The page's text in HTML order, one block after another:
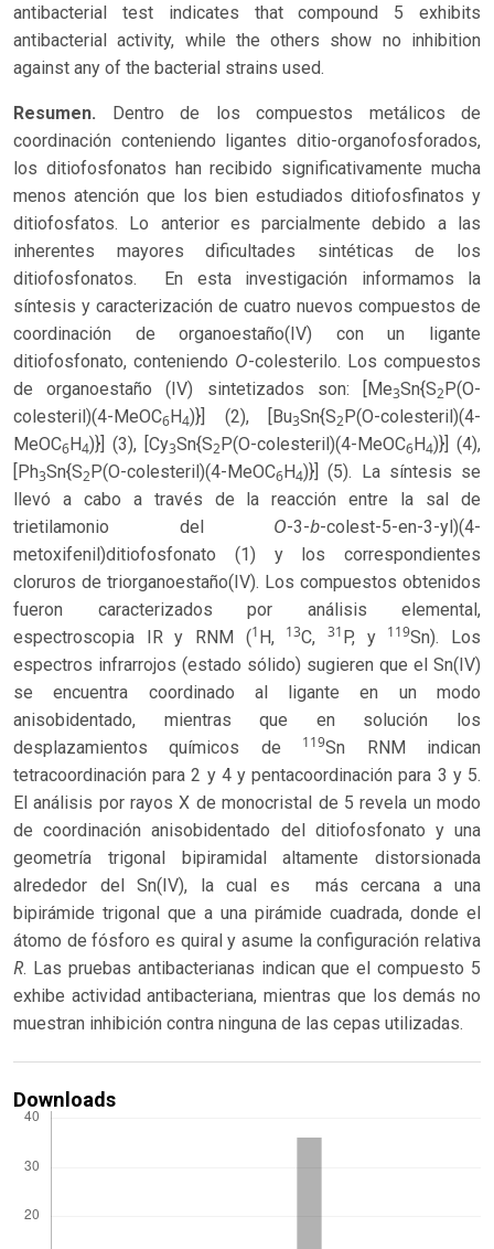
antibacterial test indicates that compound 5 exhibits
antibacterial activity, while the others show no inhibition
against any of the bacterial strains used.
Resumen. Dentro de los compuestos metálicos de
coordinación conteniendo ligantes ditio-organofosforados,
los ditiofosfonatos han recibido significativamente mucha
menos atención que los bien estudiados ditiofosfinatos y
ditiofosfatos. Lo anterior es parcialmente debido a las
inherentes mayores dificultades sintéticas de los
ditiofosfonatos. En esta investigación informamos la
síntesis y caracterización de cuatro nuevos compuestos de
coordinación de organoestaño(IV) con un ligante
ditiofosfonato, conteniendo O-colesterilo. Los compuestos
de organoestaño (IV) sintetizados son: [Me3Sn{S2P(O-
colesteril)(4-MeOC6H4)}] (2), [Bu3Sn{S2P(O-colesteril)(4-
MeOC6H4)}] (3), [Cy3Sn{S2P(O-colesteril)(4-MeOC6H4)}] (4),
[Ph3Sn{S2P(O-colesteril)(4-MeOC6H4)}] (5). La síntesis se
llevó a cabo a través de la reacción entre la sal de
trietilamonio del O-3-b-colest-5-en-3-yl)(4-
metoxifenil)ditiofosfonato (1) y los correspondientes
cloruros de triorganoestaño(IV). Los compuestos obtenidos
fueron caracterizados por análisis elemental,
espectroscopia IR y RNM (1H, 13C,31P, y 119Sn). Los
espectros infrarrojos (estado sólido) sugieren que el Sn(IV)
se encuentra coordinado al ligante en un modo
anisobidentado, mientras que en solución los
desplazamientos químicos de
119Sn RNM indican
tetracoordinación para 2 y 4 y pentacoordinación para 3 y 5.
El análisis por rayos X de monocristal de 5 revela un modo
de coordinación anisobidentado del ditiofosfonato y una
geometría trigonal bipiramidal altamente distorsionada
alrededor del Sn(IV), la cual es más cercana a una
bipirámide trigonal que a una pirámide cuadrada, donde el
átomo de fósforo es quiral y asume la configuración relativa
R. Las pruebas antibacterianas indican que el compuesto 5
exhibe actividad antibacteriana, mientras que los demás no
muestran inhibición contra ninguna de las cepas utilizadas.
Downloads